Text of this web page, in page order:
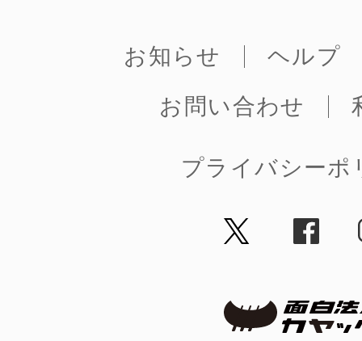
お知らせ
ヘルプ
お問い合わせ
プライバシーポ
お知らせ
ヘルプ
お問い合わせ